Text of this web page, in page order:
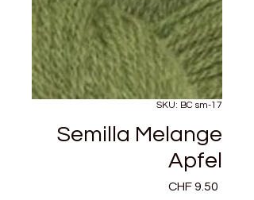
SKU: BC sm-17
Semilla Melange
Apfel
CHF 9.50